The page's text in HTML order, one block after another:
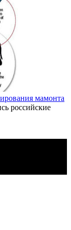
мамонта
российские